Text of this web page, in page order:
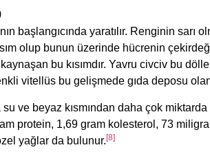
başlangıcında yaratılır. Renginin sarı
olup bunun üzerinde hücrenin
bu kısımdır. Yavru civciv bu
vitellüs bu gelişmede gıda deposu olan
ve beyaz kısmından daha çok
protein, 1,69 gram kolesterol, 73
yağlar da bulunur.[8]